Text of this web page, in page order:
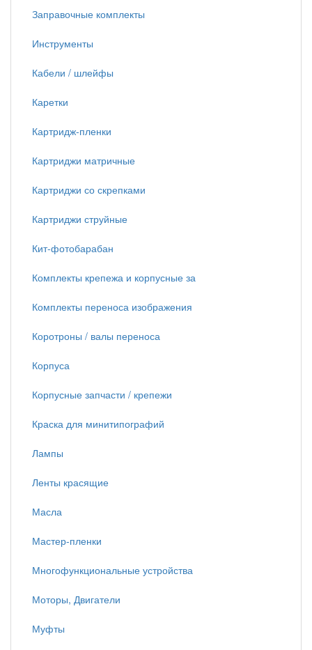
Заправочные комплекты
Инструменты
Кабели / шлейфы
Каретки
Картридж-пленки
Картриджи матричные
Картриджи со скрепками
Картриджи струйные
Кит-фотобарабан
Комплекты крепежа и корпусные за
Комплекты переноса изображения
Коротроны / валы переноса
Корпуса
Корпусные запчасти / крепежи
Краска для минитипографий
Лампы
Ленты красящие
Масла
Мастер-пленки
Многофункциональные устройства
Моторы, Двигатели
Муфты